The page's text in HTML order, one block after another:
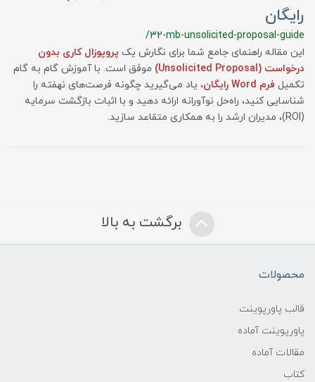
رایگان
/32-mb-unsolicited-proposal-guide
این مقاله راهنمای جامع شما برای نگارش یک پروپوزال کاری بدون
درخواست (Unsolicited Proposal)
موفق است. با آموزش گام به گام
تکمیل فرم Word رایگان
، یاد می‌گیرید چگونه فرصت‌های نهفته را
شناسایی کنید، راه‌حل نوآورانه ارائه دهید و با اثبات بازگشت سرمایه
(ROI)، مدیران ارشد را به همکاری متقاعد سازید.
برگشت به بالا
محصولات
قالب پاورپوینت
پاورپوینت آماده
مقالات آماده
کتاب